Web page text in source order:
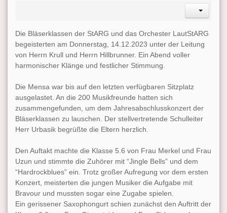
Die Bläserklassen der StARG und das Orchester LautStARG
begeisterten am Donnerstag, 14.12.2023 unter der Leitung
von Herrn Krull und Herrn Hillbrunner. Ein Abend voller
harmonischer Klänge und festlicher Stimmung.
Die Mensa war bis auf den letzten verfügbaren Sitzplatz
ausgelastet. An die 200 Musikfreunde hatten sich
zusammengefunden, um dem Jahresabschlusskonzert der
Bläserklassen zu lauschen. Der stellvertretende Schulleiter
Herr Urbasik begrüßte die Eltern herzlich.
Den Auftakt machte die Klasse 5.6 von Frau Merkel und Frau
Uzun und stimmte die Zuhörer mit “Jingle Bells” und dem
“Hardrockblues” ein. Trotz großer Aufregung vor dem ersten
Konzert, meisterten die jungen Musiker die Aufgabe mit
Bravour und mussten sogar eine Zugabe spielen.
Ein gerissener Saxophongurt schien zunächst den Auftritt der